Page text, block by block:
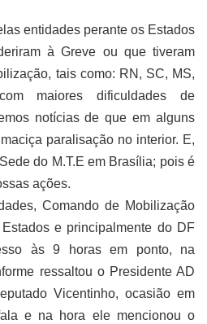
entidades perante os Estados
à Greve ou que tiveram
tais como: RN, SC, MS,
maiores dificuldades de
notícias de que em alguns
paralisação no interior. E,
do M.T.E em Brasília; pois é
ações.
Comando de Mobilização
e principalmente do DF
às 9 horas em ponto, na
ressaltou o Presidente AD
Vicentinho, ocasião em
e na hora ele mencionou o